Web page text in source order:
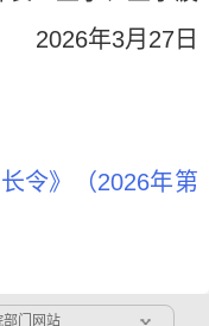
2026年3月27日
令》（2026年第
部门网站